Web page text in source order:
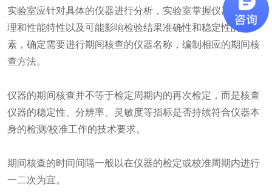
实验室应针对具体的仪器进行分析，实验室掌握仪器分析原
理和性能特性以及可能影响检验结果准确性和稳定性的因
素，确定需要进行期间核查的仪器名称，编制相应的期间核
查方法。
仪器的期间核查并不等于检定周期内的再次检定，而是核查
仪器的稳定性、分辨率、灵敏度等指标是否持续符合仪器本
身的检测/校准工作的技术要求。
期间核查的时间间隔一般以在仪器的检定或校准周期内进行
一二次为宜。